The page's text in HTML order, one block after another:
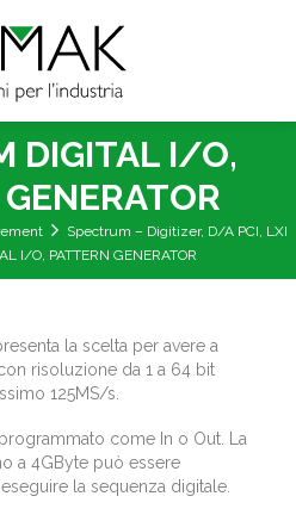
DIGITAL I/O,
Spectrum – Digitizer, D/A PCI, LXI
I/O, PATTERN GENERATOR
la scelta per avere a
risoluzione da 1 a 64 bit
125MS/s.
come In o Out. La
a 4GByte può essere
la sequenza digitale.